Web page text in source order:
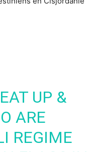
UP &
ARE
REGIME